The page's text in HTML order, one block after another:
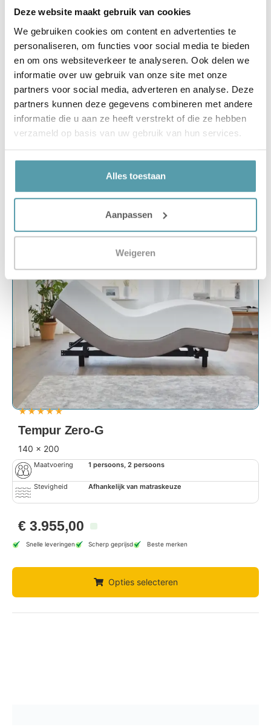
Deze website maakt gebruik van cookies
We gebruiken cookies om content en advertenties te
personaliseren, om functies voor social media te bieden
en om ons websiteverkeer te analyseren. Ook delen we
informatie over uw gebruik van onze site met onze
partners voor social media, adverteren en analyse. Deze
partners kunnen deze gegevens combineren met andere
informatie die u aan ze heeft verstrekt of die ze hebben
verzameld op basis van uw gebruik van hun services.
Alles toestaan
Aanpassen
Weigeren
Stevigheid Afhankelijk van matraskeuze
€4.619,00
Snelle leveringen Scherp geprijsd Beste merken
Opties selecteren
★★★★★
Tempur Zero-G
140 x 200
Maatvoering 1 persoons, 2 persoons
Stevigheid Afhankelijk van matraskeuze
€ 3.955,00
Snelle leveringen Scherp geprijsd Beste merken
Opties selecteren